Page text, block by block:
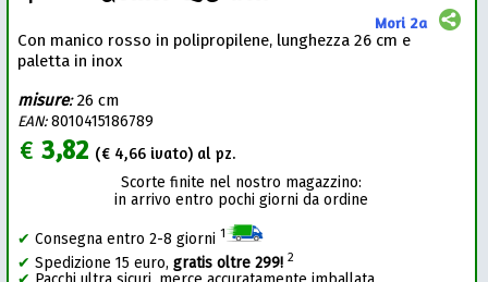
Mori 2a
Con manico rosso in polipropilene, lunghezza 26 cm e
paletta in inox
misure:26 cm
EAN:8010415186789
€3,82 (€ 4,66 ivato) al pz.
Scorte finite nel nostro magazzino:
in arrivo entro pochi giorni da ordine
✔ Consegna entro 2-8 giorni 1
✔ Spedizione 15 euro,gratis oltre 299! 2